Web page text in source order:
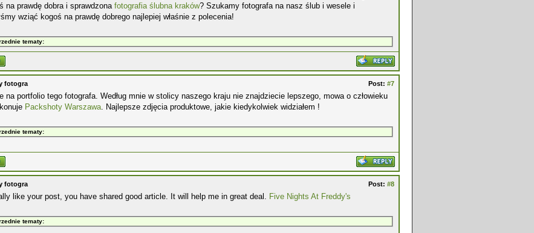
na prawdę dobra i sprawdzona fotografia ślubna kraków? Szukamy fotografa na nasz ślub i wesele i
wziąć kogoś na prawdę dobrego najlepiej właśnie z polecenia!
tematy:
Post: #7
fotogra
na portfolio tego fotografa. Według mnie w stolicy naszego kraju nie znajdziecie lepszego, mowa o człowieku
Packshoty Warszawa. Najlepsze zdjęcia produktowe, jakie kiedykolwiek widziałem !
tematy:
Post: #8
fotogra
like your post, you have shared good article. It will help me in great deal. Five Nights At Freddy's
tematy: